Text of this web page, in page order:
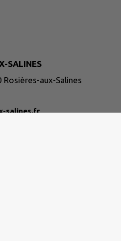
SALINES
aux-Salines
salines.fr